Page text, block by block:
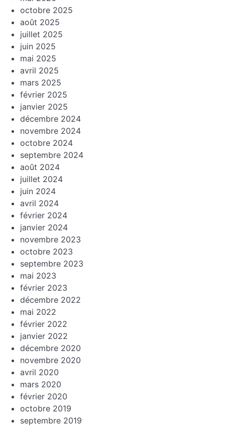
octobre 2025
août 2025
juillet 2025
juin 2025
mai 2025
avril 2025
mars 2025
février 2025
janvier 2025
décembre 2024
novembre 2024
octobre 2024
septembre 2024
août 2024
juillet 2024
juin 2024
avril 2024
février 2024
janvier 2024
novembre 2023
octobre 2023
septembre 2023
mai 2023
février 2023
décembre 2022
mai 2022
février 2022
janvier 2022
décembre 2020
novembre 2020
avril 2020
mars 2020
février 2020
octobre 2019
septembre 2019